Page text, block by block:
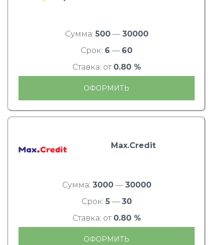
Сумма: 500— 30000
Срок: 6 — 60
Ставка: от 0.80 %
ОФОРМИТЬ
Max.Credit
Сумма: 3000— 30000
Срок: 5— 30
Ставка: от 0.80 %
ОФОРМИТЬ